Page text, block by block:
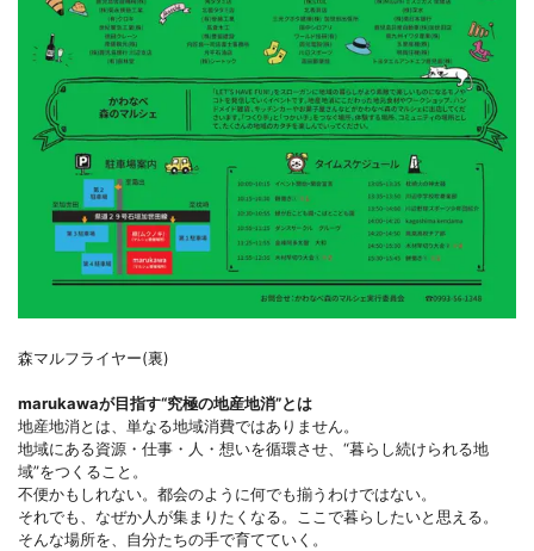
森マルフライヤー(裏)
marukawaが目指す“究極の地産地消”とは
地産地消とは、単なる地域消費ではありません。
地域にある資源・仕事・人・想いを循環させ、“暮らし続けられる地
域”をつくること。
不便かもしれない。都会のように何でも揃うわけではない。
それでも、なぜか人が集まりたくなる。ここで暮らしたいと思える。
そんな場所を、自分たちの手で育てていく。